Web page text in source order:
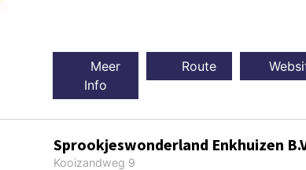
Meer
Info
Route
Sprookjeswonderland Enkhuizen
Kooizandweg 9